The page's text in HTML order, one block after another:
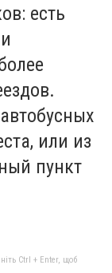
есть
или из
пункт
Ctrl + Enter, щоб